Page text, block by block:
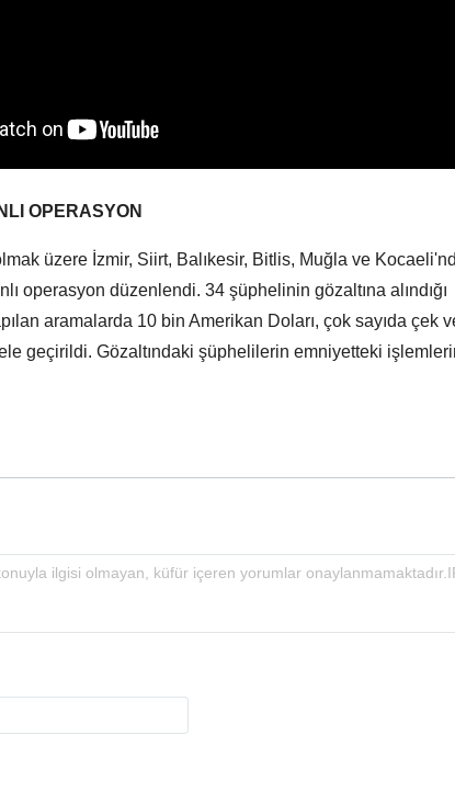
OPERASYON
üzere İzmir, Siirt, Balıkesir, Bitlis, Muğla ve
operasyon düzenlendi. 34 şüphelinin gözaltına alındığı
aramalarda 10 bin Amerikan Doları, çok sayıda çek
geçirildi. Gözaltındaki şüphelilerin emniyetteki